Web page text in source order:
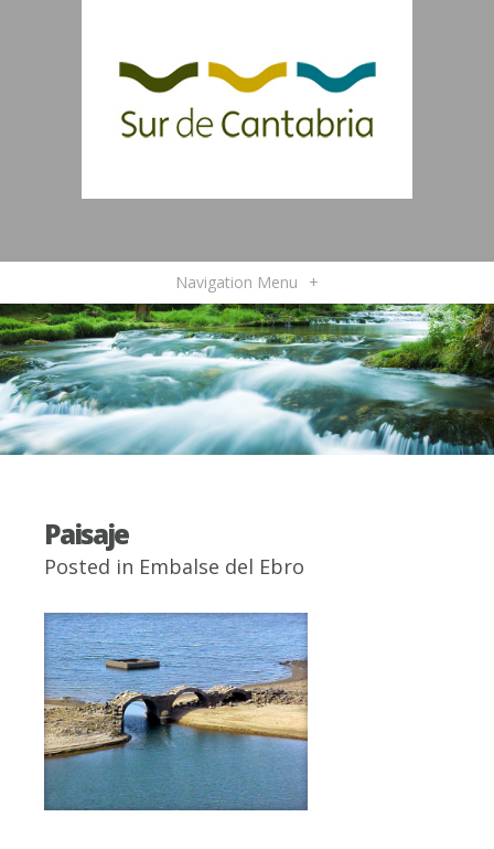
Navigation Menu +
Paisaje
Posted in Embalse del Ebro